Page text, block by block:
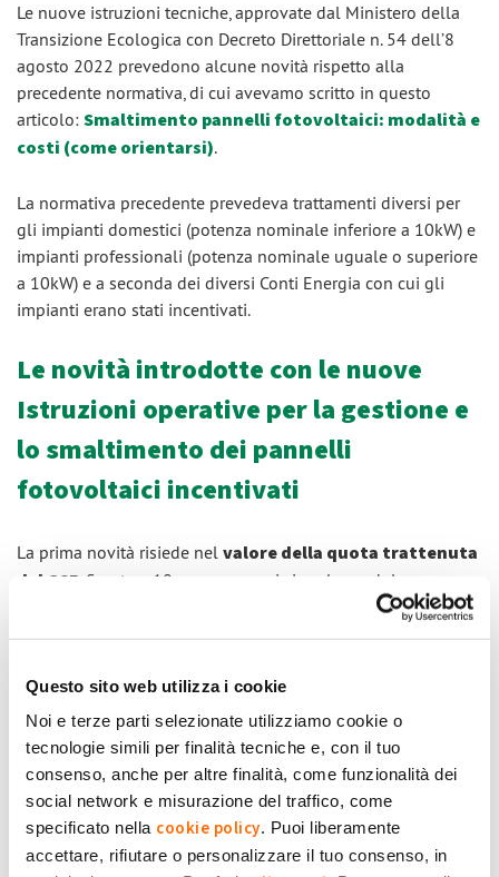
Questo sito web utilizza i cookie
Noi e terze parti selezionate utilizziamo cookie o
tecnologie simili per finalità tecniche e, con il tuo
consenso, anche per altre finalità, come funzionalità dei
social network e misurazione del traffico, come
specificato nella cookie policy. Puoi liberamente
accettare, rifiutare o personalizzare il tuo consenso, in
Le nuove istruzioni tecniche, approvate dal Ministero della
Transizione Ecologica con Decreto Direttoriale n. 54 dell’8
agosto 2022 prevedono alcune novità rispetto alla
precedente normativa, di cui avevamo scritto in questo
articolo: Smaltimento pannelli fotovoltaici: modalità e
costi (come orientarsi).
La normativa precedente prevedeva trattamenti diversi per
gli impianti domestici (potenza nominale inferiore a 10kW) e
impianti professionali (potenza nominale uguale o superiore
a 10kW) e a seconda dei diversi Conti Energia con cui gli
impianti erano stati incentivati.
Le novità introdotte con le nuove
Istruzioni operative per la gestione e
lo smaltimento dei pannelli
fotovoltaici incentivati
La prima novità risiede nel valore della quota trattenuta
dal GSE , fissata a 10 euro per ogni singolo modulo
fotovoltaico a garanzia delle operazioni di gestione e
smaltimento, e che è stata equiparata sia per gli impianti
La seconda novità riguardanuove tempistiche e
modalità per partecipare, in alternativa e a parità
d’importo,a un Sistema Collettivoper la gestione e lo
smaltimento dei pannelli, come previsto dal D.lgs. 118/2020.
Questo anche per consentire l’esercizio dell’opzione agli
impianti del IV e V Conto Energia, i quali potranno